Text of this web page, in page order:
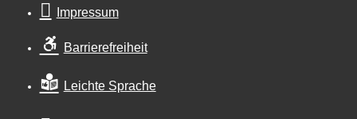
Impressum
Barrierefreiheit
Leichte Sprache